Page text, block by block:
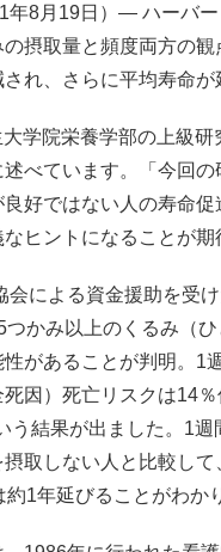
年8月19日）― ハーバ
摂取量と頻度両方の
れ、さらに平均寿命
学院栄養学部の上級
べています。「今回
好ではない人の寿命
ヒントになることが期
による資金援助を受
かみ以上のくるみ（
があることが判明。1
因）死亡リスクは14
う結果が出ました。1
取しない人と比較し
1年延びることがわか